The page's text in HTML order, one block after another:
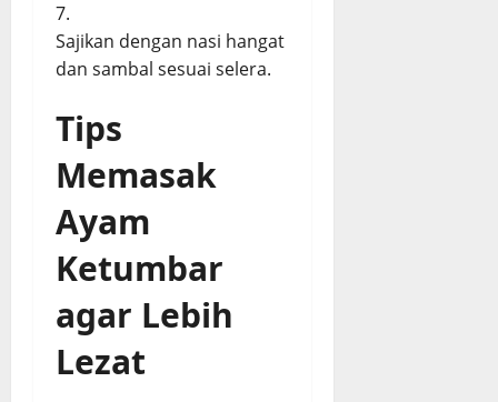
Sajikan dengan nasi hangat
dan sambal sesuai selera.
Tips
Memasak
Ayam
Ketumbar
agar Lebih
Lezat